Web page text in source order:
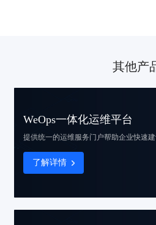
其他产
WeOps一体化运维平台
提供统一的运维服务门户帮助企业快速
了解详情